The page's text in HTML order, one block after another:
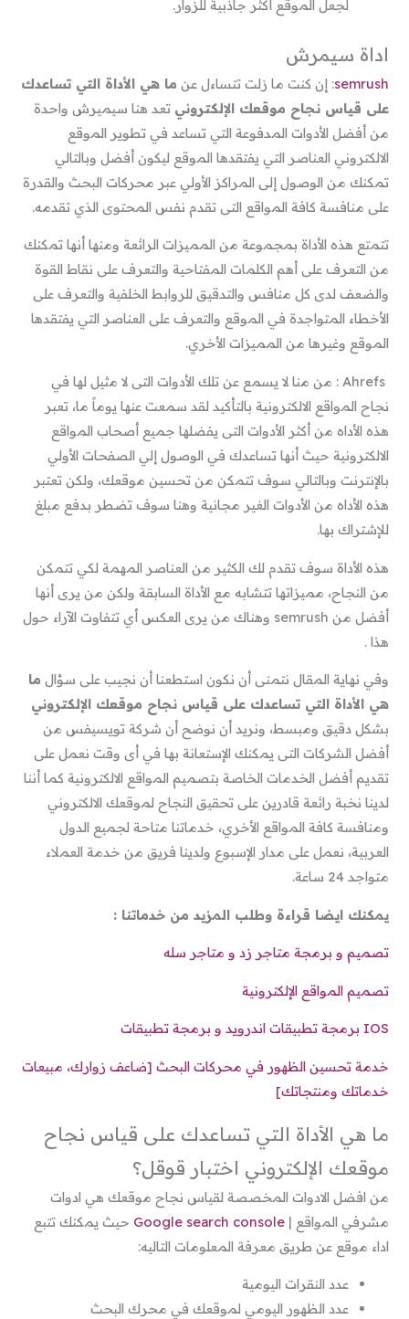
لجعل الموقع أكثر جاذبية للزوار.
اداة سيمرش
semrush: إن كنت ما زلت تتساءل عن ما هي الأداة التي تساعدك
على قياس نجاح موقعك الإلكتروني تعد هنا سيميرش واحدة
من أفضل الأدوات المدفوعة التي تساعد في تطوير الموقع
الالكتروني العناصر التي يفتقدها الموقع ليكون أفضل وبالتالي
تمكنك من الوصول إلى المراكز الأولي عبر محركات البحث والقدرة
على منافسة كافة المواقع التى تقدم نفس المحتوى الذي تقدمه.
تتمتع هذه الأداة بمجموعة من المميزات الرائعة ومنها أنها تمكنك
من التعرف على أهم الكلمات المفتاحية والتعرف على نقاط القوة
والضعف لدى كل منافس والتدقيق للروابط الخلفية والتعرف على
الأخطاء المتواجدة في الموقع والتعرف على العناصر التي يفتقدها
الموقع وغيرها من المميزات الأخري.
Ahrefs : من منا لا يسمع عن تلك الأدوات التى لا مثيل لها في
نجاح المواقع الالكترونية بالتأكيد لقد سمعت عنها يوماً ما، تعبر
هذه الأداه من أكثر الأدوات التى يفضلها جميع أصحاب المواقع
الالكترونية حيث أنها تساعدك في الوصول إلي الصفحات الأولي
بالإنترنت وبالتالي سوف تتمكن من تحسين موقعك، ولكن تعتبر
هذه الأداه من الأدوات الغير مجانية وهنا سوف تضطر بدفع مبلغ
للإشتراك بها.
هذه الأداة سوف تقدم لك الكثير من العناصر المهمة لكي تتمكن
من النجاح، مميزاتها تتشابه مع الأداة السابقة ولكن من يرى أنها
أفضل من semrush وهناك من يرى العكس أي تتفاوت الآراء حول
هذا .
وفي نهاية المقال نتمنى أن نكون استطعنا أن نجيب على سؤال ما
هي الأداة التي تساعدك على قياس نجاح موقعك الإلكتروني
بشكل دقيق ومبسط، ونريد أن نوضح أن شركة تويسيفس من
أفضل الشركات التى يمكنك الإستعانة بها في أى وقت نعمل على
تقديم أفضل الخدمات الخاصة بتصميم المواقع الالكترونية كما أننا
لدينا نخبة رائعة قادرين على تحقيق النجاح لموقعك الالكتروني
ومنافسة كافة المواقع الأخري، خدماتنا متاحة لجميع الدول
العربية، نعمل على مدار الإسبوع ولدينا فريق من خدمة العملاء
متواجد 24 ساعة.
يمكنك ايضا قراءة وطلب المزيد من خدماتنا :
تصميم و برمجة متاجر زد و متاجر سله
تصميم المواقع الإلكترونية
IOS برمجة تطبيقات اندرويد و برمجة تطبيقات
خدمة تحسين الظهور في محركات البحث [ضاعف زوارك، مبيعات
خدماتك ومنتجاتك]
ما هي الأداة التي تساعدك على قياس نجاح
موقعك الإلكتروني اختبار قوقل؟
من افضل الادوات المخصصة لقياس نجاح موقعك هي ادوات
مشرفي المواقع |Google search console حيث يمكنك تتبع
اداء موقع عن طريق معرفة المعلومات التاليه:
عدد النقرات اليومية
عدد الظهور اليومي لموقعك في محرك البحث